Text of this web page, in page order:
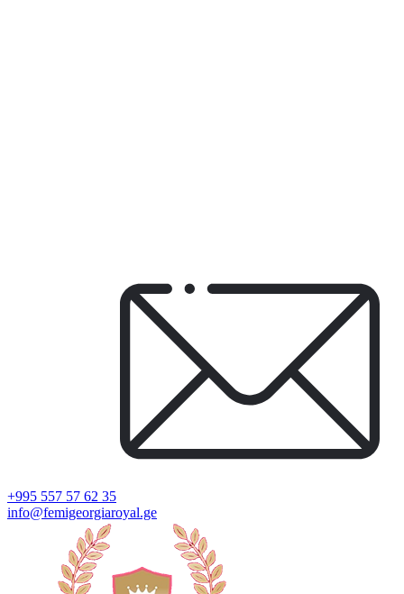
+995 557 57 62 35
info@femigeorgiaroyal.ge